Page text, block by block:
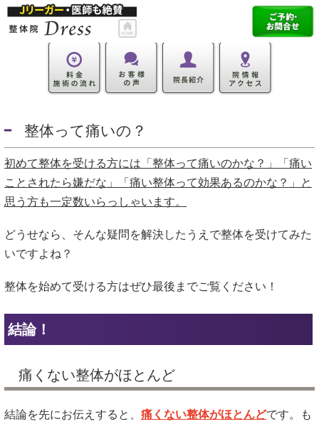
整体って痛いの？
初めて整体を受ける方には「整体って痛いのかな？」「痛い
ことされたら嫌だな」「痛い整体って効果あるのかな？」と
思う方も一定数いらっしゃいます。
どうせなら、そんな疑問を解決したうえで整体を受けてみた
いですよね？
整体を始めて受ける方はぜひ最後までご覧ください！
結論！
痛くない整体がほとんど
結論を先にお伝えすると、 痛くない整体がほとんどです。も